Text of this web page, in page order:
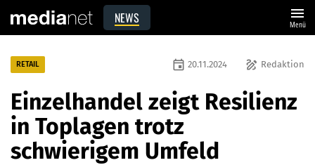
NEWS menu
Menü
RETAIL draw Redaktion
event 20.11.2024
Einzelhandel zeigt Resilienz
in Toplagen trotz
schwierigem Umfeld